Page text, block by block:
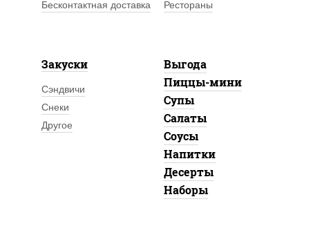
Бесконтактная доставка
Рестораны
Закуски
Сэндвичи
Снеки
Другое
Выгода
Пиццы-мини
Супы
Салаты
Соусы
Напитки
Десерты
Наборы